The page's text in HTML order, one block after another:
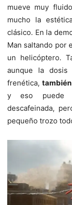
mueve muy
mucho la
clásico. En la
Man saltando por
un helicóptero.
aunque la
frenética,
y eso puede
descafeinada,
pequeño trozo